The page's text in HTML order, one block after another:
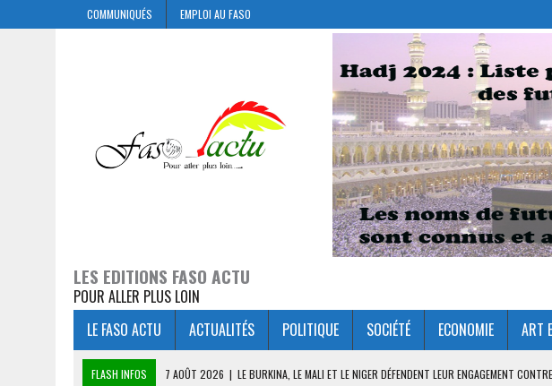
COMMUNIQUÉS EMPLOI AU FASO
LES EDITIONS FASO ACTU
POUR ALLER PLUS LOIN
LE FASO ACTU ACTUALITÉS POLITIQUE SOCIÉTÉ ECONOMIE ART
FLASH INFOS 7 AOÛT 2026 | LE BURKINA, LE MALI ET LE NIGER DÉFENDENT LEUR ENGAGEMENT